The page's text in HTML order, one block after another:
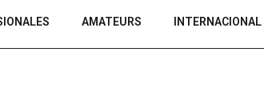
AMATEURS INTERNACIONAL